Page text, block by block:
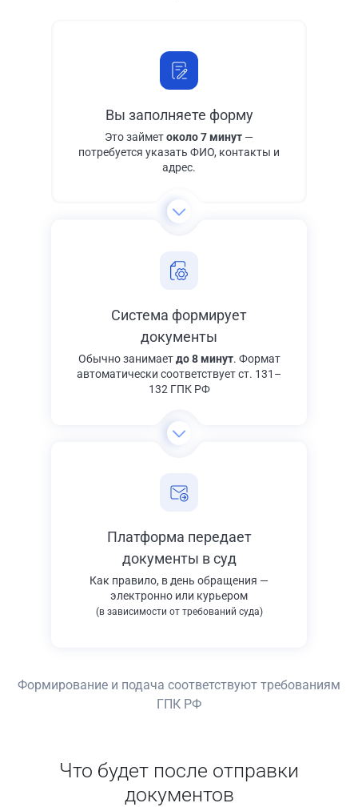
Вы заполняете форму
Это займетоколо 7 минут —
потребуется указать ФИО, контакты и
адрес.
Система формирует
документы
Обычно занимаетдо 8 минут. Формат
автоматически соответствует ст. 131–
132 ГПК РФ
Платформа передает
документы в суд
Как правило, в день обращения —
электронно или курьером
(в зависимости от требований суда)
Формирование и подача соответствуют требованиям
ГПК РФ
Что будет после отправки
документов